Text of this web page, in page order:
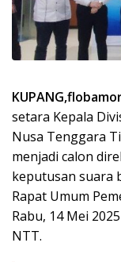
setara Kepala
Nusa Tenggara
menjadi calon
keputusan suara
Rapat Umum
Rabu, 14 Mei
NTT.